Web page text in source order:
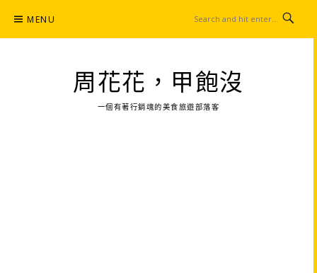
content
MENU
周花花，甲飽沒
一個有著行銷魂的美食旅遊部落客